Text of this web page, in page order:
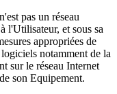
pas un réseau
l'Utilisateur, et sous sa
appropriées de
notamment de la
sur le réseau Internet
son Equipement.